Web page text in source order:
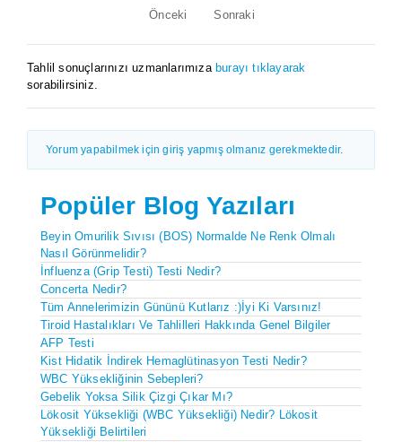
Önceki Sonraki
Tahlil sonuçlarınızı uzmanlarımıza burayı tıklayarak
sorabilirsiniz.
Yorum yapabilmek için giriş yapmış olmanız gerekmektedir.
Popüler Blog Yazıları
Beyin Omurilik Sıvısı (BOS) Normalde Ne Renk Olmalı
Nasıl Görünmelidir?
İnfluenza (Grip Testi) Testi Nedir?
Concerta Nedir?
Tüm Annelerimizin Gününü Kutlarız :)İyi Ki Varsınız!
Tiroid Hastalıkları Ve Tahlilleri Hakkında Genel Bilgiler
AFP Testi
Kist Hidatik İndirek Hemaglütinasyon Testi Nedir?
WBC Yüksekliğinin Sebepleri?
Gebelik Yoksa Silik Çizgi Çıkar Mı?
Lökosit Yüksekliği (WBC Yüksekliği) Nedir? Lökosit
Yüksekliği Belirtileri